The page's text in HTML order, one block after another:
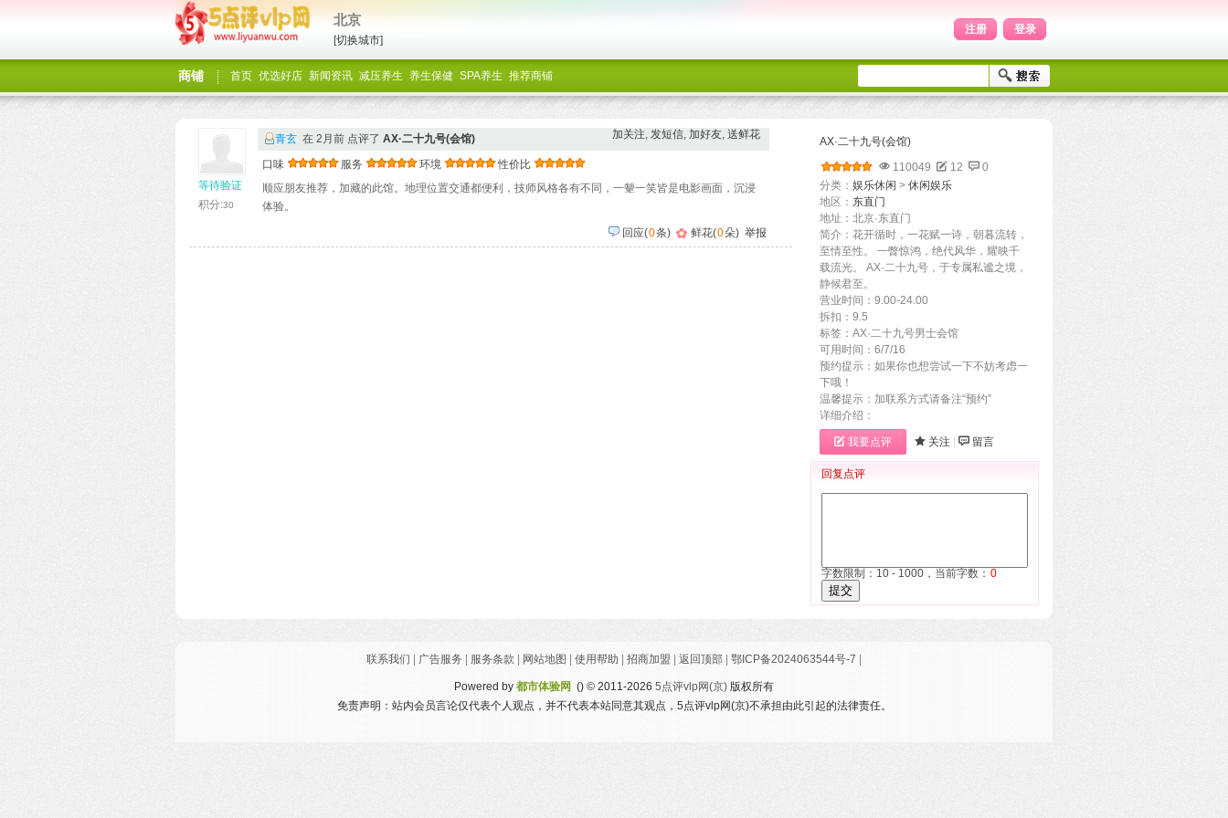
北京
[切换城市]
注册 登录
商铺 首页 优选好店 新闻资讯 减压养生 养生保健 SPA养生 推荐商铺
等待验证
积分:30
加关注, 发短信, 加好友, 送鲜花
青玄 在 2月前 点评了 ‌AX·二十九号(会馆)
口味
服务 环境
性价比
顺应朋友推荐，加藏的此馆。地理位置交通都便利，技师风格各有不同，一颦一笑皆是电影画面，沉浸
体验。
回应(0条) 鲜花(0朵) 举报
‌AX·二十九号(会馆)
110049
12
0
分类： 娱乐休闲 > 休闲娱乐
地区： 东直门
地址：北京·东直门
简介：花开循时，一花赋一诗，朝暮流转，
至情至性。 一瞥惊鸿，绝代风华，耀映千
载流光。 AX·二十九号，于专属私谧之境，
静候君至。
营业时间：9.00-24.00
拆扣：9.5
标签：AX·二十九号男士会馆‌
可用时间：6/7/16
预约提示：如果你也想尝试一下不妨考虑一
下哦！
温馨提示：加联系方式请备注“预约”
详细介绍：
我要点评 关注 留言
回复点评
字数限制：10 - 1000，当前字数： 0
提交
联系我们 广告服务 服务条款 网站地图 使用帮助 招商加盟 返回顶部 鄂ICP备2024063544号-7
Powered by 都市体验网 () © 2011-2026 5点评vlp网(京) 版权所有
免责声明：站内会员言论仅代表个人观点，并不代表本站同意其观点，5点评vlp网(京)不承担由此引起的法律责任。